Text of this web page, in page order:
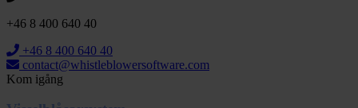
+46 8 400 640 40
+46 8 400 640 40
contact@whistleblowersoftware.com
Kom igång